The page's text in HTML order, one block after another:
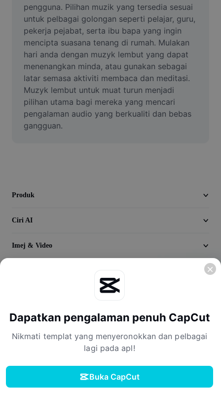
Editor Video
Pangkas Video
Tambahkan Sari Kata pada Video
Penukar Video
pengguna. Pilihan muzik yang tersedia sesuai
untuk pelbagai golongan seperti pelajar, guru,
pekerja pejabat, serta ibu bapa yang ingin
mencipta suasana tenang di rumah. Mulakan
hari anda dengan muzyk lembut yang dapat
menenangkan minda, atau gunakan sebagai
latar semasa aktiviti membaca dan meditasi.
Muzyk lembut untuk muat turun menjadi
pilihan utama bagi mereka yang mencari
pengalaman audio yang berkualiti dan bebas
gangguan.
Produk
Ciri AI
Imej & Video
Dasar Privasi Dasar Kuki
Terma Perkhidmatan Pencipta
Akta Perkhidmatan Digital
Dapatkan pengalaman penuh CapCut
Nikmati templat yang menyeronokkan dan pelbagai
lagi pada apl!
Buka CapCut